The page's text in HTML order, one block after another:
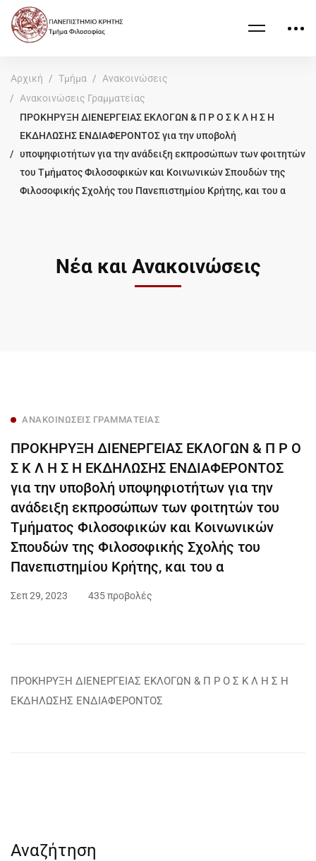
Αρχική Τμήμα
Ανακοινώσεις
Ανακοινώσεις Γραμματείας
ΠΡΟΚΗΡΥΞΗ ΔΙΕΝΕΡΓΕΙΑΣ ΕΚΛΟΓΩΝ & Π Ρ Ο Σ Κ Λ Η Σ Η
ΕΚΔΗΛΩΣΗΣ ΕΝΔΙΑΦΕΡΟΝΤΟΣ για την υποβολή
υποψηφιοτήτων για την ανάδειξη εκπροσώπων των φοιτητών
του Τμήματος Φιλοσοφικών και Κοινωνικών Σπουδών της
Φιλοσοφικής Σχολής του Πανεπιστημίου Κρήτης, και του α
Νέα και Ανακοινώσεις
ΑΝΑΚΟΙΝΏΣΕΙΣ ΓΡΑΜΜΑΤΕΊΑΣ
ΠΡΟΚΗΡΥΞΗ ΔΙΕΝΕΡΓΕΙΑΣ ΕΚΛΟΓΩΝ & Π Ρ Ο
Σ Κ Λ Η Σ Η ΕΚΔΗΛΩΣΗΣ ΕΝΔΙΑΦΕΡΟΝΤΟΣ
για την υποβολή υποψηφιοτήτων για την
ανάδειξη εκπροσώπων των φοιτητών του
Τμήματος Φιλοσοφικών και Κοινωνικών
Σπουδών της Φιλοσοφικής Σχολής του
Πανεπιστημίου Κρήτης, και του α
Σεπ 29, 2023 435 προβολές
ΠΡΟΚΗΡΥΞΗ ΔΙΕΝΕΡΓΕΙΑΣ ΕΚΛΟΓΩΝ & Π Ρ Ο Σ Κ Λ Η Σ Η
ΕΚΔΗΛΩΣΗΣ ΕΝΔΙΑΦΕΡΟΝΤΟΣ
Αναζήτηση